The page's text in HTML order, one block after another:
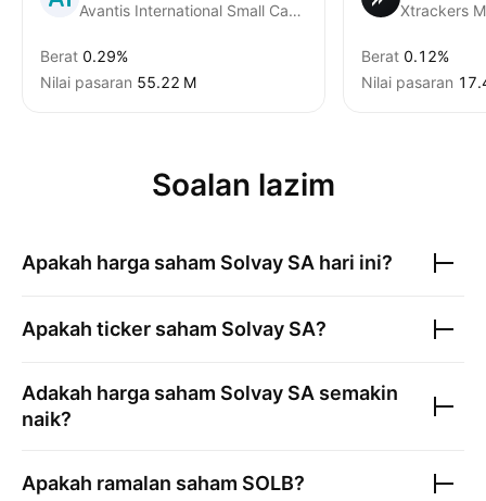
Avantis International Small Cap Value ETF
Berat 0.29%
Nilai pasaran ‪55.22 M‬
Berat 0.12%
Nilai pasaran
Soalan lazim
Apakah harga saham Solvay SA hari ini?
Apakah ticker saham Solvay SA?
Adakah harga saham Solvay SA semakin
naik?
Apakah ramalan saham SOLB?